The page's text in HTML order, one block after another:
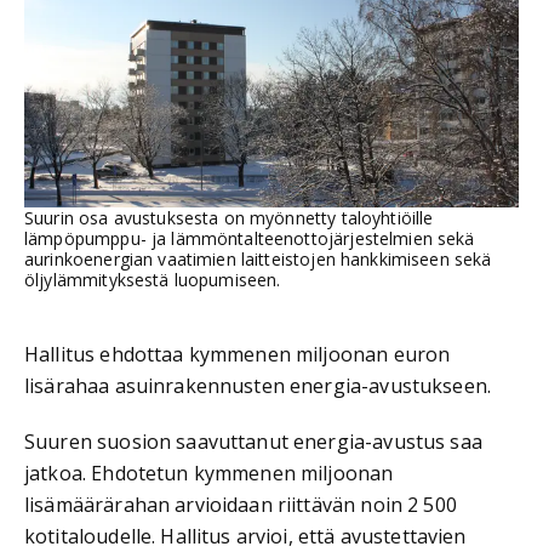
Suurin osa avustuksesta on myönnetty taloyhtiöille
lämpöpumppu- ja lämmöntalteenottojärjestelmien sekä
aurinkoenergian vaatimien laitteistojen hankkimiseen sekä
öljylämmityksestä luopumiseen.
Hallitus ehdottaa kymmenen miljoonan euron
lisärahaa asuinrakennusten energia-avustukseen.
Suuren suosion saavuttanut energia-avustus saa
jatkoa. Ehdotetun kymmenen miljoonan
lisämäärärahan arvioidaan riittävän noin 2 500
kotitaloudelle. Hallitus arvioi, että avustettavien